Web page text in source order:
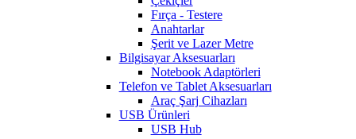
Fırça - Testere
Anahtarlar
Şerit ve Lazer Metre
Bilgisayar Aksesuarları
Notebook Adaptörleri
Telefon ve Tablet Aksesuarları
Araç Şarj Cihazları
USB Ürünleri
USB Hub